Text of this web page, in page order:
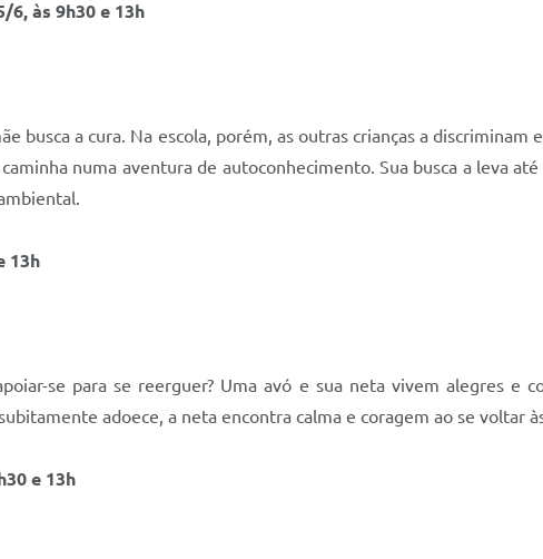
6, às 9h30 e 13h
busca a cura. Na escola, porém, as outras crianças a
numa aventura de autoconhecimento. Sua busca a leva
13h
se para se reerguer? Uma avó e sua neta vivem alegres e
adoece, a neta encontra calma e coragem ao se voltar
e 13h